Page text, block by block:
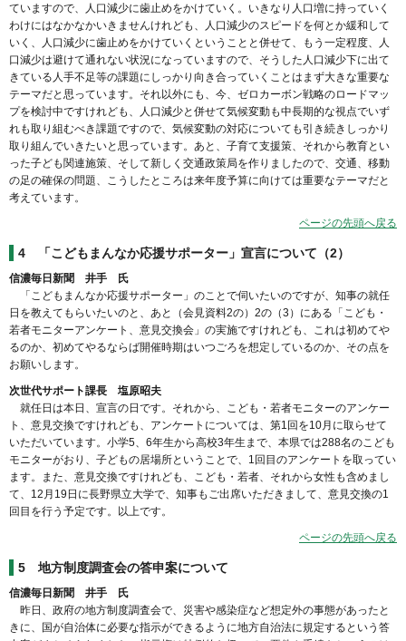
ていますので、人口減少に歯止めをかけていく。いきなり人口増に持っていく
わけにはなかなかいきませんけれども、人口減少のスピードを何とか緩和して
いく、人口減少に歯止めをかけていくということと併せて、もう一定程度、人
口減少は避けて通れない状況になっていますので、そうした人口減少下に出て
きている人手不足等の課題にしっかり向き合っていくことはまず大きな重要な
テーマだと思っています。それ以外にも、今、ゼロカーボン戦略のロードマッ
プを検討中ですけれども、人口減少と併せて気候変動も中長期的な視点でいず
れも取り組むべき課題ですので、気候変動の対応についても引き続きしっかり
取り組んでいきたいと思っています。あと、子育て支援策、それから教育とい
った子ども関連施策、そして新しく交通政策局を作りましたので、交通、移動
の足の確保の問題、こうしたところは来年度予算に向けては重要なテーマだと
考えています。
ページの先頭へ戻る
4 「こどもまんなか応援サポーター」宣言について（2）
信濃毎日新聞 井手 氏
「こどもまんなか応援サポーター」のことで伺いたいのですが、知事の就任
日を教えてもらいたいのと、あと（会見資料2の）2の（3）にある「こども・
若者モニターアンケート、意見交換会」の実施ですけれども、これは初めてや
るのか、初めてやるならば開催時期はいつごろを想定しているのか、その点を
お願いします。
次世代サポート課長 塩原昭夫
就任日は本日、宣言の日です。それから、こども・若者モニターのアンケー
ト、意見交換ですけれども、アンケートについては、第1回を10月に取らせて
いただいています。小学5、6年生から高校3年生まで、本県では288名のこども
モニターがおり、子どもの居場所ということで、1回目のアンケートを取ってい
ます。また、意見交換ですけれども、こども・若者、それから女性も含めまし
て、12月19日に長野県立大学で、知事もご出席いただきまして、意見交換の1
回目を行う予定です。以上です。
ページの先頭へ戻る
5 地方制度調査会の答申案について
信濃毎日新聞 井手 氏
昨日、政府の地方制度調査会で、災害や感染症など想定外の事態があったと
きに、国が自治体に必要な指示ができるように地方自治法に規定するという答